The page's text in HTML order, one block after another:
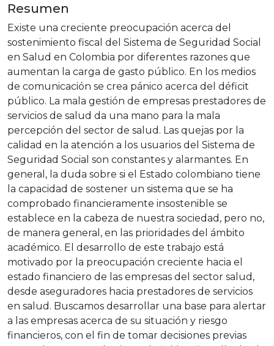
Resumen
Existe una creciente preocupación acerca del
sostenimiento fiscal del Sistema de Seguridad Social
en Salud en Colombia por diferentes razones que
aumentan la carga de gasto público. En los medios
de comunicación se crea pánico acerca del déficit
público. La mala gestión de empresas prestadores de
servicios de salud da una mano para la mala
percepción del sector de salud. Las quejas por la
calidad en la atención a los usuarios del Sistema de
Seguridad Social son constantes y alarmantes. En
general, la duda sobre si el Estado colombiano tiene
la capacidad de sostener un sistema que se ha
comprobado financieramente insostenible se
establece en la cabeza de nuestra sociedad, pero no,
de manera general, en las prioridades del ámbito
académico. El desarrollo de este trabajo está
motivado por la preocupación creciente hacia el
estado financiero de las empresas del sector salud,
desde aseguradores hacia prestadores de servicios
en salud. Buscamos desarrollar una base para alertar
a las empresas acerca de su situación y riesgo
financieros, con el fin de tomar decisiones previas